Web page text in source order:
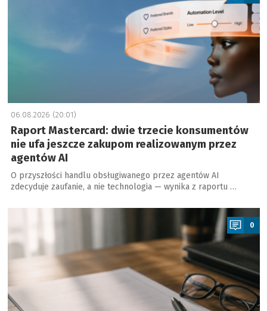
06.08.2026 (20:01)
Raport Mastercard: dwie trzecie konsumentów
nie ufa jeszcze zakupom realizowanym przez
agentów AI
O przyszłości handlu obsługiwanego przez agentów AI
zdecyduje zaufanie, a nie technologia — wynika z raportu …
a
0